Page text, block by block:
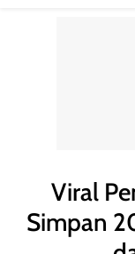
Viral
Simpan